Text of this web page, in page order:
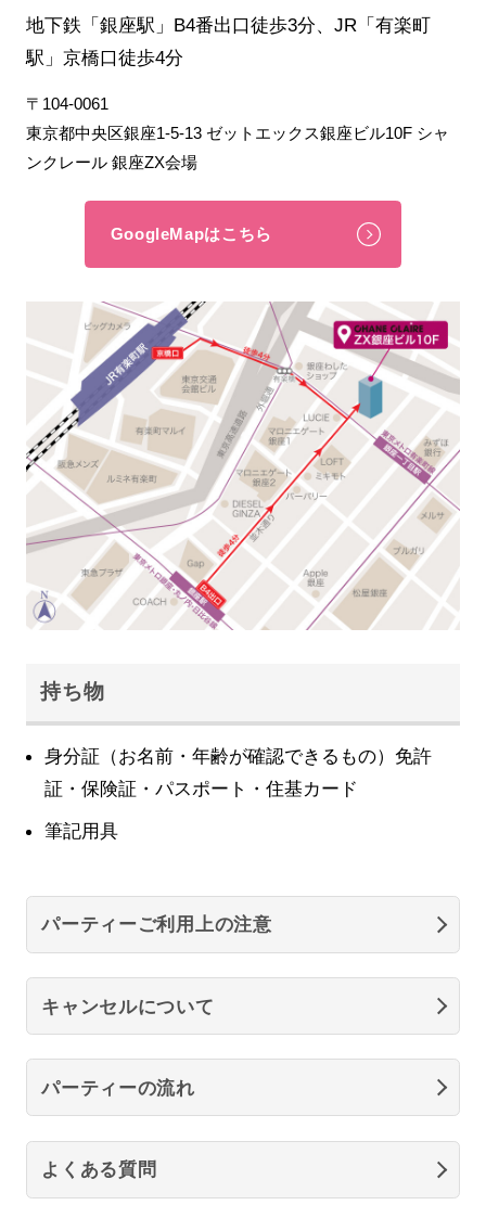
地下鉄「銀座駅」B4番出口徒歩3分、JR「有楽町
駅」京橋口徒歩4分
〒104-0061
東京都中央区銀座1-5-13 ゼットエックス銀座ビル10F シャ
ンクレール 銀座ZX会場
GoogleMapはこちら
持ち物
身分証（お名前・年齢が確認できるもの）免許
証・保険証・パスポート・住基カード
筆記用具
パーティーご利用上の注意
キャンセルについて
パーティーの流れ
よくある質問